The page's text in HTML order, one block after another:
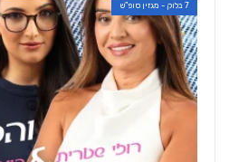
7 בלוק - מגזין סופ"ש